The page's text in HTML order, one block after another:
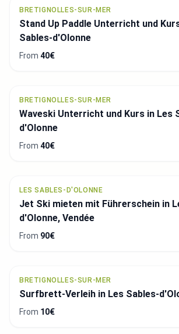
BRETIGNOLLES-SUR-MER
Stand Up Paddle Unterricht und
Sables-d'Olonne
From 40€
BRETIGNOLLES-SUR-MER
Waveski Unterricht und Kurs in Les
d'Olonne
From 40€
LES SABLES-D'OLONNE
Jet Ski mieten mit Führerschein in
d'Olonne, Vendée
From 90€
BRETIGNOLLES-SUR-MER
Surfbrett-Verleih in Les Sables-
From 10€